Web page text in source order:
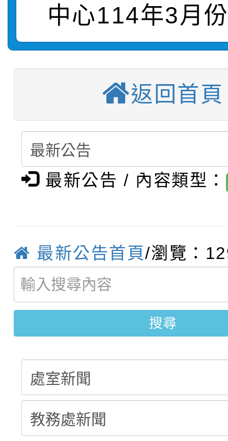
動辦法」
轉知臺中市政府政風處
城市手牽手，綠能透明
畫影片一案
轉知：「115學年度全
劇比賽實施要點」及修
【選舉公告】本校115
評審委員會」及「教師
員會」之票選委員選舉
【甄選結果(第13招)】
學年度第1學期第7次代
結果(第13招)
【甄選結果(第5招)】
學年度第1學期第9次代
結果(第5招)
【甄選結果(第4招)】
學年度第1學期第9次代
【甄選結果(第12招)】
賽實施要點
比賽實施要點」
轉知：「115年金融知
動辦法」
轉知臺中市政府政風處
城市手牽手，綠能透明
轉知：「115學年度全
表
中心114年3月
返回首頁
最新公告 / 內容類型：
最新公告首頁/瀏覽：
搜尋